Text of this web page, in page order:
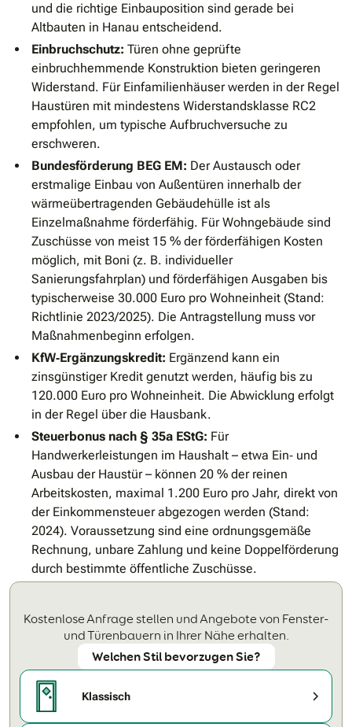
und die richtige Einbauposition sind gerade bei
Altbauten in Hanau entscheidend.
Einbruchschutz: Türen ohne geprüfte
einbruchhemmende Konstruktion bieten geringeren
Widerstand. Für Einfamilienhäuser werden in der Regel
Haustüren mit mindestens Widerstandsklasse RC2
empfohlen, um typische Aufbruchversuche zu
erschweren.
Bundesförderung BEG EM: Der Austausch oder
erstmalige Einbau von Außentüren innerhalb der
wärmeübertragenden Gebäudehülle ist als
Einzelmaßnahme förderfähig. Für Wohngebäude sind
Zuschüsse von meist 15 % der förderfähigen Kosten
möglich, mit Boni (z. B. individueller
Sanierungsfahrplan) und förderfähigen Ausgaben bis
typischerweise 30.000 Euro pro Wohneinheit (Stand:
Richtlinie 2023/2025). Die Antragstellung muss vor
Maßnahmenbeginn erfolgen.
KfW‐Ergänzungskredit: Ergänzend kann ein
zinsgünstiger Kredit genutzt werden, häufig bis zu
120.000 Euro pro Wohneinheit. Die Abwicklung erfolgt
in der Regel über die Hausbank.
Steuerbonus nach § 35a EStG: Für
Handwerkerleistungen im Haushalt – etwa Ein‐ und
Ausbau der Haustür – können 20 % der reinen
Arbeitskosten, maximal 1.200 Euro pro Jahr, direkt von
der Einkommensteuer abgezogen werden (Stand:
2024). Voraussetzung sind eine ordnungsgemäße
Rechnung, unbare Zahlung und keine Doppelförderung
durch bestimmte öffentliche Zuschüsse.
Kostenlose Anfrage stellen und Angebote von Fenster-
und Türenbauern in Ihrer Nähe erhalten.
Welchen Stil bevorzugen Sie?
Klassisch